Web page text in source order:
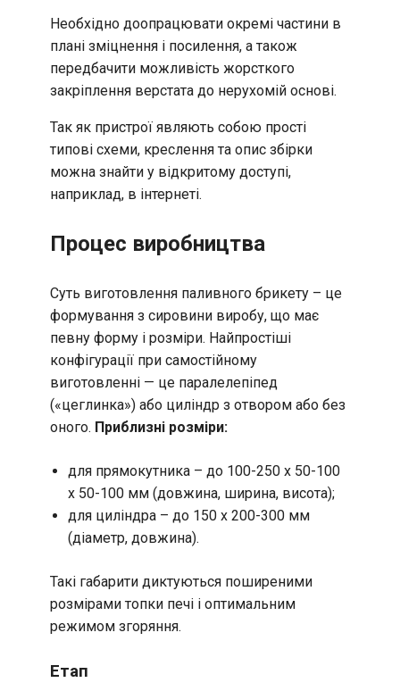
Необхідно доопрацювати окремі частини в
плані зміцнення і посилення, а також
передбачити можливість жорсткого
закріплення верстата до нерухомій основі.
Так як пристрої являють собою прості
типові схеми, креслення та опис збірки
можна знайти у відкритому доступі,
наприклад, в інтернеті.
Процес виробництва
Суть виготовлення паливного брикету – це
формування з сировини виробу, що має
певну форму і розміри. Найпростіші
конфігурації при самостійному
виготовленні — це паралелепіпед
(«цеглинка») або циліндр з отвором або без
оного. Приблизні розміри:
для прямокутника – до 100-250 х 50-100
х 50-100 мм (довжина, ширина, висота);
для циліндра – до 150 х 200-300 мм
(діаметр, довжина).
Такі габарити диктуються поширеними
розмірами топки печі і оптимальним
режимом згоряння.
Етап